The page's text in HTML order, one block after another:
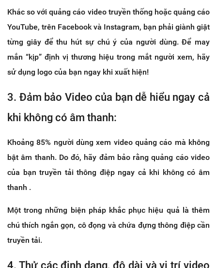
Khác so với quảng cáo video truyền thống hoặc quảng cáo
YouTube, trên Facebook và Instagram, bạn phải giành giật
từng giây để thu hút sự chú ý của người dùng. Để may
mắn “kịp” định vị thương hiệu trong mắt người xem, hãy
sử dụng logo của bạn ngay khi xuất hiện!
3. Đảm bảo Video của bạn dễ hiểu ngay cả
khi không có âm thanh:
Khoảng 85% người dùng xem video quảng cáo mà không
bật âm thanh. Do đó, hãy đảm bảo rằng quảng cáo video
của bạn truyền tải thông điệp ngay cả khi không có âm
thanh .
Một trong những biện pháp khắc phục hiệu quả là thêm
chú thích ngắn gọn, cô đọng và chứa đựng thông điệp cần
truyền tải.
4. Thử các định dạng, độ dài và vị trí video